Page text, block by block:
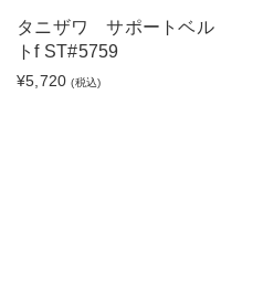
タニザワ サポートベル
トf ST#5759
¥5,720 (税込)